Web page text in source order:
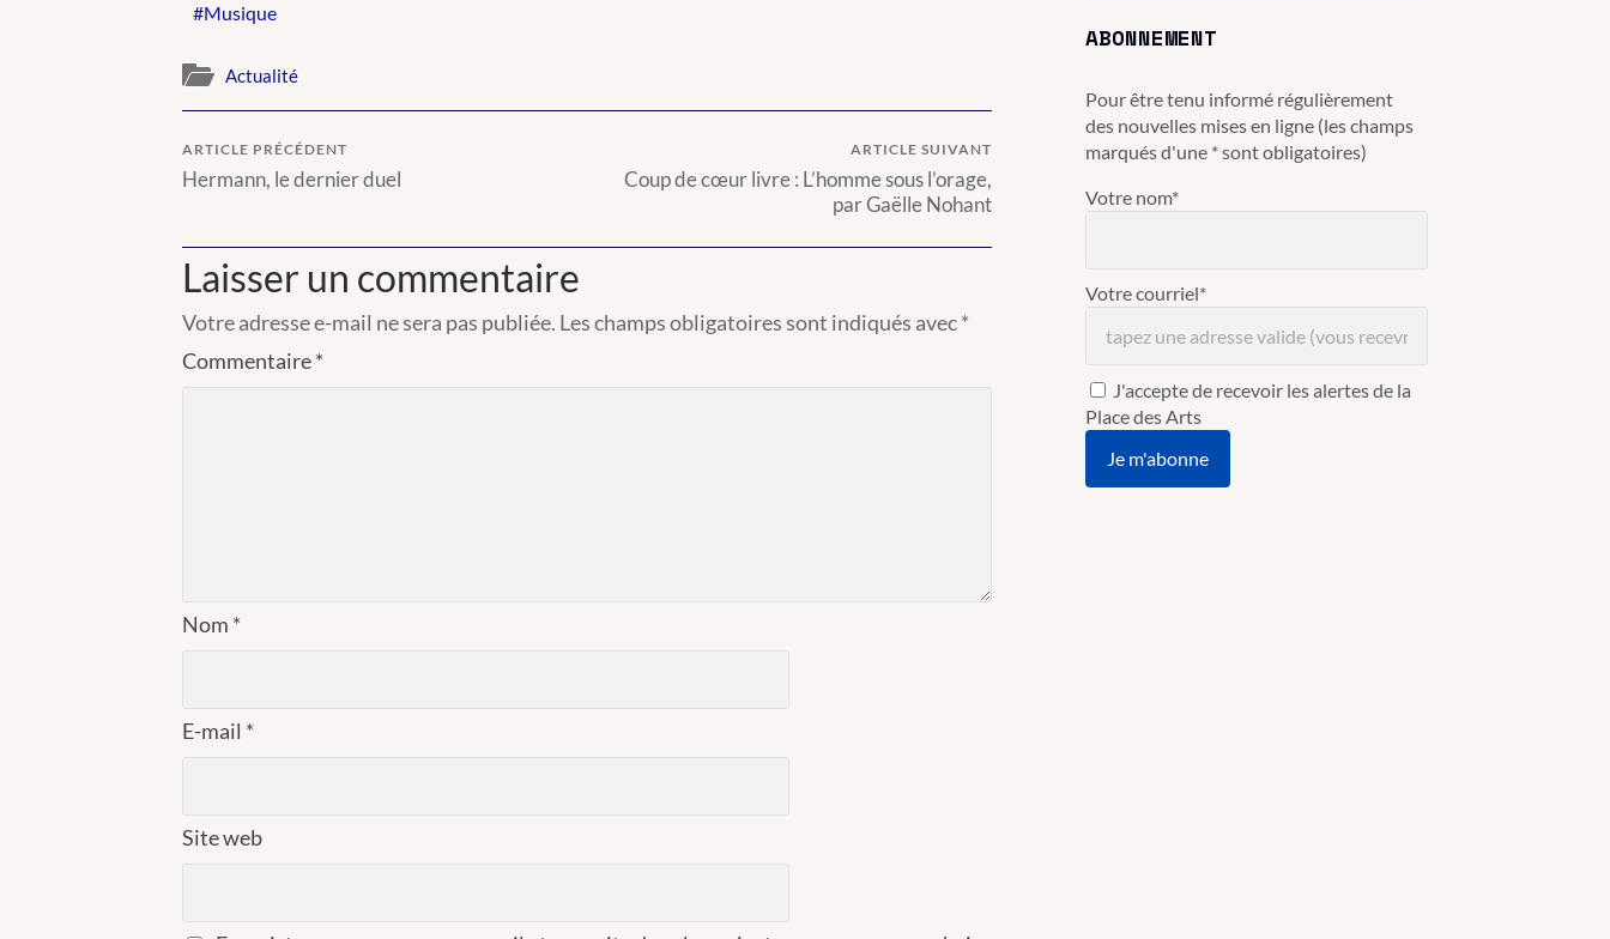
Musique
Actualité
ARTICLE PRÉCÉDENT
Hermann, le dernier duel
ARTICLE SUIVANT
Coup de cœur livre : L’homme sous l’orage,
par Gaëlle Nohant
Laisser un commentaire
Votre adresse e-mail ne sera pas publiée. Les champs obligatoires sont indiqués avec*
Commentaire*
Nom *
E-mail *
Site web
ABONNEMENT
Pour être tenu informé régulièrement
des nouvelles mises en ligne (les champs
marqués d'une * sont obligatoires)
Votre nom*
Votre courriel*
J'accepte de recevoir les alertes de la
Place des Arts